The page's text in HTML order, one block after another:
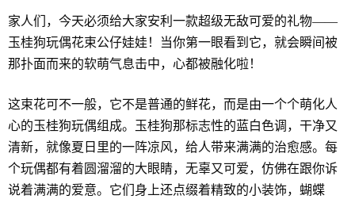
家人们，今天必须给大家安利一款超级无敌可爱的礼物——
玉桂狗玩偶花束公仔娃娃！当你第一眼看到它，就会瞬间被
那扑面而来的软萌气息击中，心都被融化啦！
这束花可不一般，它不是普通的鲜花，而是由一个个萌化人
心的玉桂狗玩偶组成。玉桂狗那标志性的蓝白色调，干净又
清新，就像夏日里的一阵凉风，给人带来满满的治愈感。每
个玩偶都有着圆溜溜的大眼睛，无辜又可爱，仿佛在跟你诉
说着满满的爱意。它们身上还点缀着精致的小装饰，蝴蝶